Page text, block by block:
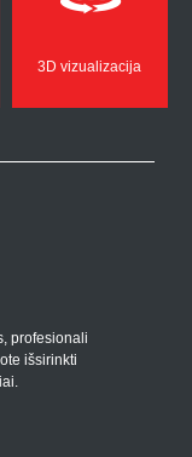
3D vizualizacija
profesionali
išsirinkti